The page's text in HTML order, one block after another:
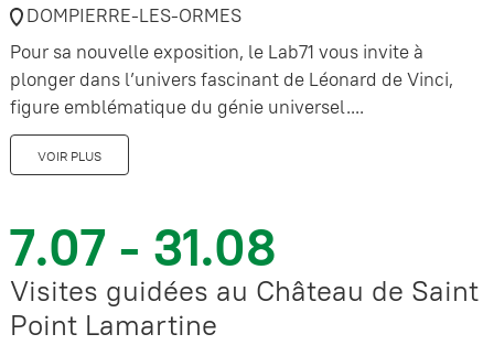
DOMPIERRE-LES-ORMES
Pour sa nouvelle exposition, le Lab71 vous invite à
plonger dans l’univers fascinant de Léonard de Vinci,
figure emblématique du génie universel....
VOIR PLUS
7.07 - 31.08
Visites guidées au Château de Saint
Point Lamartine